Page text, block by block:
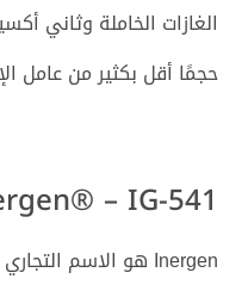
الغازات الخاملة وثاني
حجمًا أقل بكثير من عامل
– IG-541